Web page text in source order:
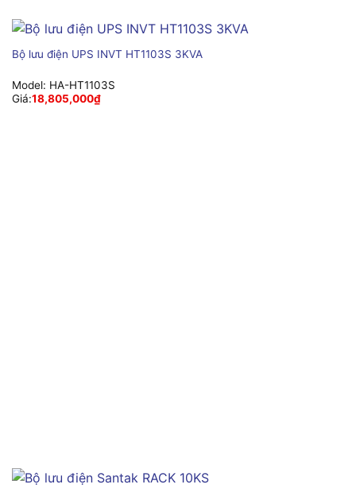
Bộ lưu điện UPS INVT HT1103S 3KVA
Model: HA-HT1103S
Giá:18,805,000₫